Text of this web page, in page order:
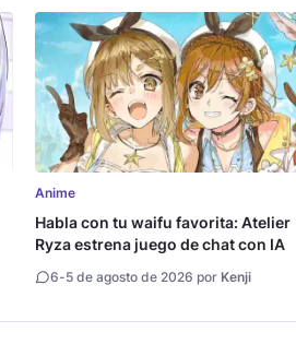
Anime
Habla con tu waifu favorita: Atelier
Ryza estrena juego de chat con IA
6-5 de agosto de 2026 por Kenji